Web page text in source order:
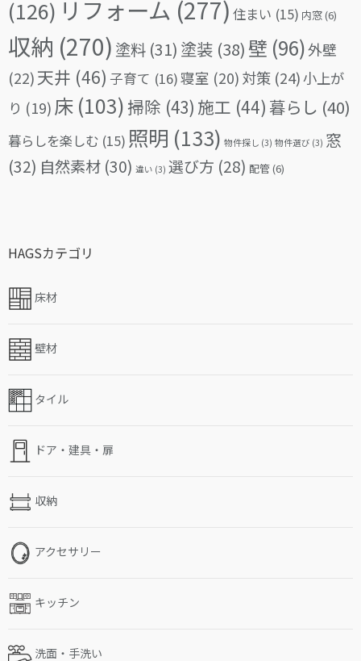
(126) リフォーム (277) 住まい (15) 内窓(6)
収納 (270) 塗料 (31) 塗装 (38) 壁 (96)外壁
(22)天井 (46) 子育て (16)寝室 (20) 対策 (24)小上が
り (19) 床 (103)掃除 (43) 施工 (44) 暮らし (40)
暮らしを楽しむ (15) 照明 (133) 物件探し (3) 物件選び (3) 窓
(32) 自然素材 (30) 違い (3) 選び方 (28) 配管(6)
HAGSカテゴリ
床材
壁材
タイル
ドア・建具・扉
収納
アクセサリー
キッチン
洗面・手洗い